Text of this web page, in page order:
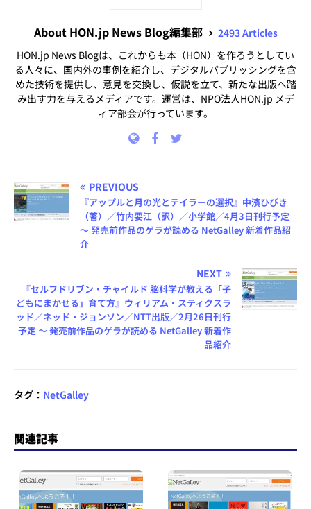
About HON.jp News Blog編集部
2493 Articles
HON.jp News Blogは、これからも本（HON）を作ろうとしてい
る人々に、国内外の事例を紹介し、デジタルパブリッシングを含
めた技術を提供し、意見を交換し、仮説を立て、新たな出版へ踏
み出す力を与えるメディアです。運営は、NPO法人HON.jp メデ
ィア部会が行っています。
PREVIOUS
『アップルと月の光とテイラーの選択』中濱ひびき
（著）／竹内要江（訳）／小学館／4月3日刊行予定
～ 発売前作品のゲラが読める NetGalley 新着作品紹
介
NEXT
『セルフドリブン・チャイルド 脳科学が教える「子
どもにまかせる」育て方』ウィリアム・スティクスラ
ッド／ネッド・ジョンソン／NTT出版／2月26日刊行
予定 ～ 発売前作品のゲラが読める NetGalley 新着作
品紹介
タグ： NetGalley
関連記事